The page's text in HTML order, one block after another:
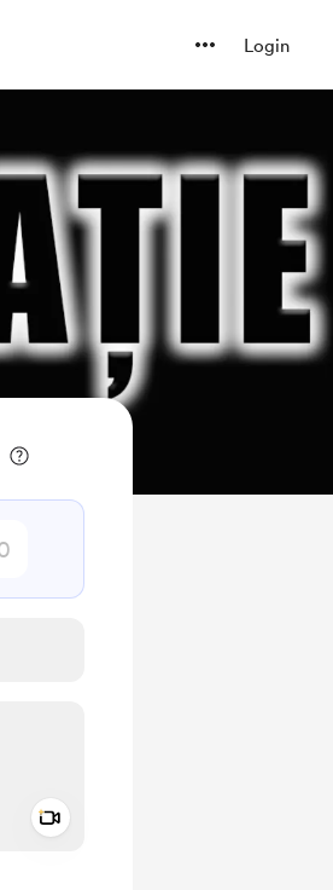
Login